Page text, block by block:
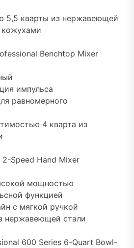
5,5 кварты из нержавеющей
Benchtop Mixer
импульса
равномерного
4 кварта из
Speed Hand Mixer
мощностью
функцией
с мягкой ручкой
нержавеющей стали
600 Series 6-Quart Bowl-